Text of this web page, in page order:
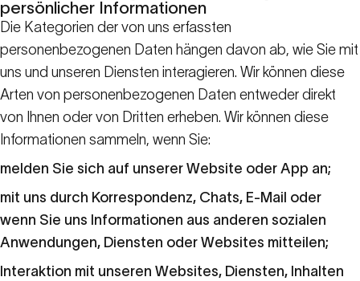
persönlicher Informationen
Die Kategorien der von uns erfassten
personenbezogenen Daten hängen davon ab, wie Sie mit
uns und unseren Diensten interagieren. Wir können diese
Arten von personenbezogenen Daten entweder direkt
von Ihnen oder von Dritten erheben. Wir können diese
Informationen sammeln, wenn Sie:
melden Sie sich auf unserer Website oder App an;
mit uns durch Korrespondenz, Chats, E-Mail oder
wenn Sie uns Informationen aus anderen sozialen
Anwendungen, Diensten oder Websites mitteilen;
Interaktion mit unseren Websites, Diensten, Inhalten